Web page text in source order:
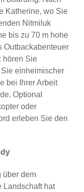
Katherine, wo Sie
Nitmiluk
bis zu 70 m hohe
Outbackabenteuer
hören Sie
einheimischer
bei Ihrer Arbeit
Optional
oder
erleben Sie den
über dem
Landschaft hat